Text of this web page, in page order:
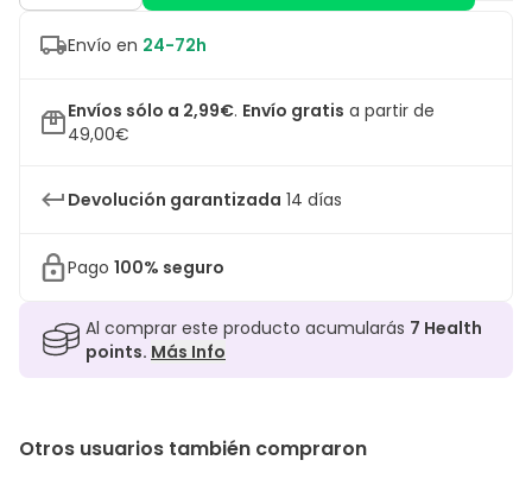
Envío en 24-72h
Envíos sólo a 2,99€. Envío gratis a partir de
49,00€
Devolución garantizada 14 días
Pago 100% seguro
Al comprar este producto acumularás 7 Health
points. Más Info
Otros usuarios también compraron